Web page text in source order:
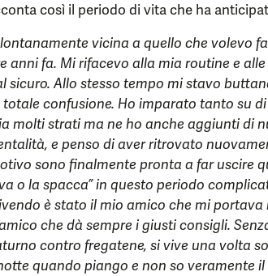
così il periodo di vita che ha
vicina a quello che volevo
anni fa. Mi rifacevo alla mia routine e
sicuro. Allo stesso tempo mi stavo
confusione. Ho imparato tanto su
molti strati ma ne ho anche aggiunti di
e penso di aver ritrovato
sono finalmente pronta a far uscire
o la spacca” in questo periodo
è stato il mio amico che mi
che dà sempre i giusti consigli.
contro fregatene, si vive una volta
quando piango e non so veramente il